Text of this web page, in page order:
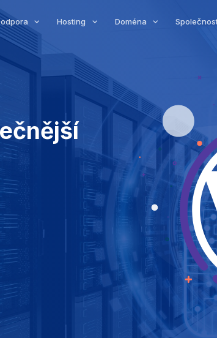
Hosting Doména